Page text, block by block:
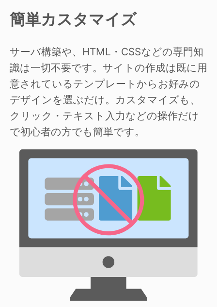
簡単カスタマイズ
サーバ構築や、HTML・CSSなどの専門知
識は一切不要です。サイトの作成は既に用
意されているテンプレートからお好みの
デザインを選ぶだけ。カスタマイズも、
クリック・テキスト入力などの操作だけ
で初心者の方でも簡単です。